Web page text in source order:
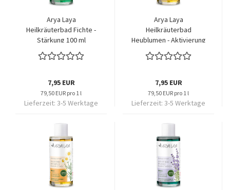
Arya Laya
Heilkräuterbad Fichte -
Stärkung 100 ml
7,95 EUR
79,50 EUR pro 1 l
Lieferzeit: 3-5 Werktage
Arya Laya
Heilkräuterbad
Heublumen - Aktivierung
100 ml
7,95 EUR
79,50 EUR pro 1 l
Lieferzeit: 3-5 Werktage